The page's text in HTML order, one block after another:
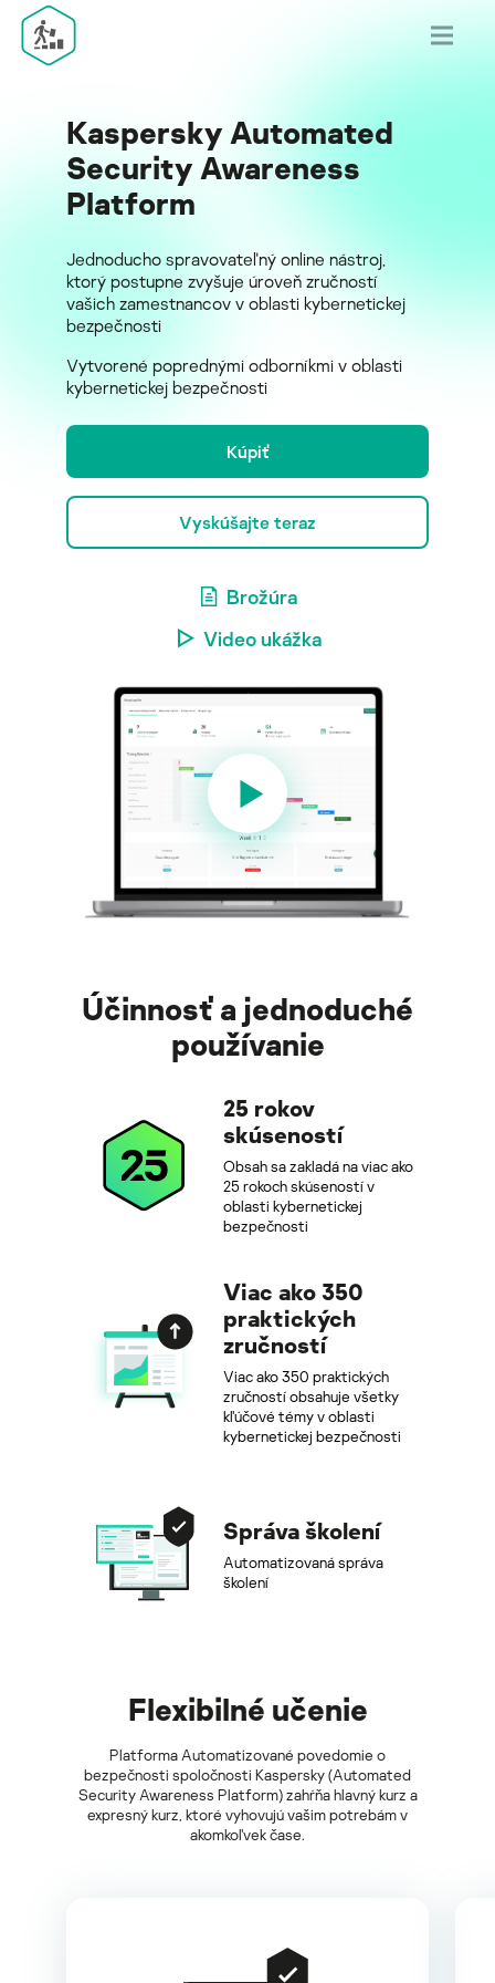
Kaspersky Automated
Security Awareness
Platform
Jednoducho spravovateľný online nástroj,
ktorý postupne zvyšuje úroveň zručností
vašich zamestnancov v oblasti kybernetickej
bezpečnosti
Vytvorené poprednými odborníkmi v oblasti
kybernetickej bezpečnosti
Kúpiť
Vyskúšajte teraz
Brožúra
Video ukážka
Účinnosť a jednoduché
používanie
25 rokov
skúseností
Obsah sa zakladá na viac ako
25 rokoch skúseností v
oblasti kybernetickej
bezpečnosti
Viac ako 350
praktických
zručností
Viac ako 350 praktických
zručností obsahuje všetky
kľúčové témy v oblasti
kybernetickej bezpečnosti
Správa školení
Automatizovaná správa
školení
Flexibilné učenie
Platforma Automatizované povedomie o
bezpečnosti spoločnosti Kaspersky (Automated
Security Awareness Platform) zahŕňa hlavný kurz a
expresný kurz, ktoré vyhovujú vašim potrebám v
akomkoľvek čase.